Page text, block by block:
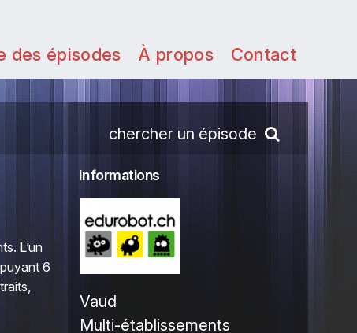
des épisodes À propos Contact
chercher un épisode
L’un
6
Informations
Vaud
Multi-établissements